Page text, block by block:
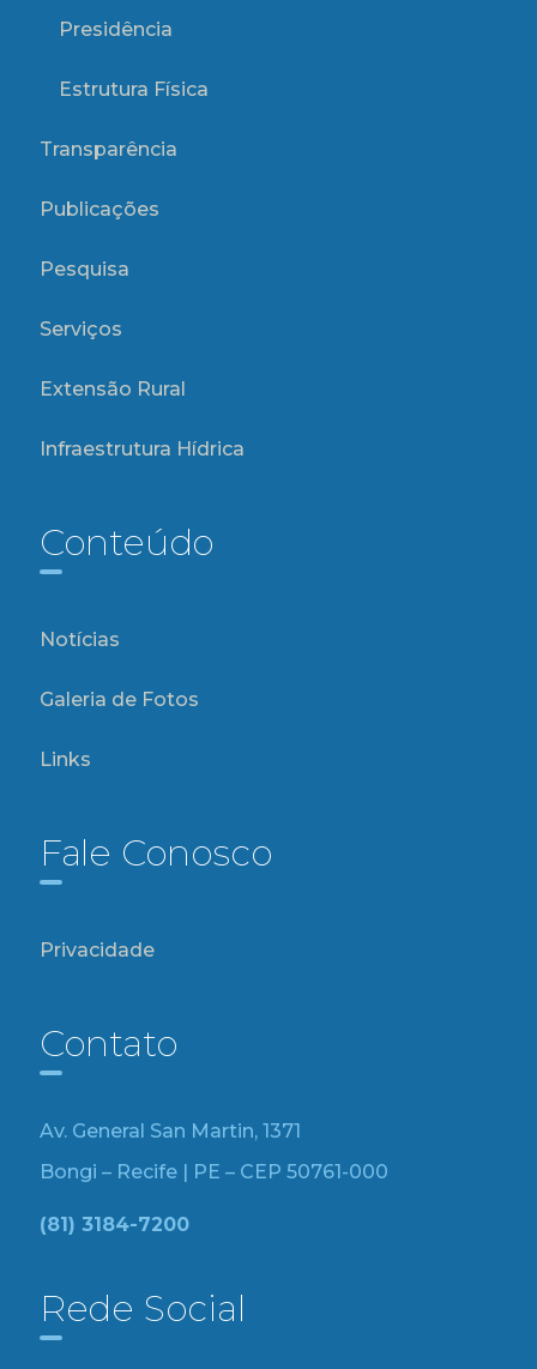
Presidência
Estrutura Física
Transparência
Publicações
Pesquisa
Serviços
Extensão Rural
Infraestrutura Hídrica
Conteúdo
Notícias
Galeria de Fotos
Links
Fale Conosco
Privacidade
Contato
Av. General San Martin, 1371
Bongi – Recife | PE – CEP 50761-000
(81) 3184-7200
Rede Social